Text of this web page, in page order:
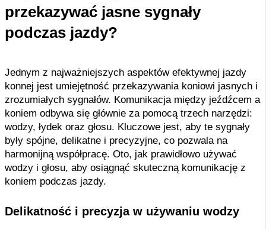
przekazywać jasne sygnały
podczas jazdy?
Jednym z najważniejszych aspektów efektywnej jazdy
konnej jest umiejętność przekazywania koniowi jasnych i
zrozumiałych sygnałów. Komunikacja między jeźdźcem a
koniem odbywa się głównie za pomocą trzech narzędzi:
wodzy, łydek oraz głosu. Kluczowe jest, aby te sygnały
były spójne, delikatne i precyzyjne, co pozwala na
harmonijną współpracę. Oto, jak prawidłowo używać
wodzy i głosu, aby osiągnąć skuteczną komunikację z
koniem podczas jazdy.
Delikatność i precyzja w używaniu wodzy